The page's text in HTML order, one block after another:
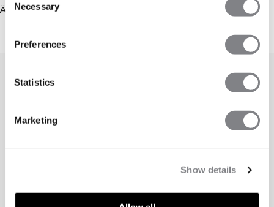
Selection
Necessary
Preferences
Statistics
Marketing
Show details
Ähnliche Produkte